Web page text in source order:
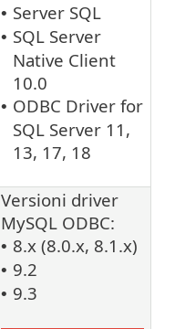
• Server SQL
• SQL Server
Native Client
10.0
• ODBC Driver for
SQL Server 11,
13, 17, 18
Versioni driver
MySQL ODBC:
• 8.x (8.0.x, 8.1.x)
• 9.2
• 9.3